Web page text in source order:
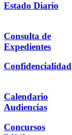
Estado Diario
Consulta de
Expedientes
Confidencialidad
Calendario
Audiencias
Concursos